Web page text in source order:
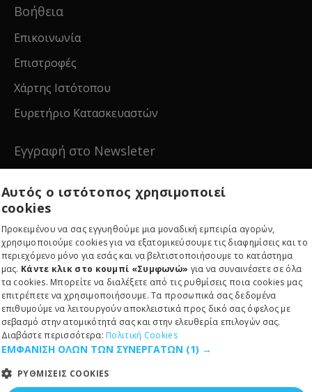
Βοήθεια
Επικοινωνία
Επιστροφές
Χάρτης Ιστότοπου
Ευρετήριο Κατασκευαστών
Εγγραφή στο Newsleter
Εγγραφείτε για νέα και ειδικές προσφορές!
Εγγραφείτε
Αυτός ο ιστότοπος χρησιμοποιεί
cookies
Προκειμένου να σας εγγυηθούμε μια μοναδική εμπειρία αγορών,
χρησιμοποιούμε cookies για να εξατομικεύσουμε τις διαφημίσεις και το
περιεχόμενο μόνο για εσάς και να βελτιστοποιήσουμε το κατάστημα
μας. Κάντε κλικ στο κουμπί «Συμφωνώ» για να συναινέσετε σε όλα
τα cookies. Μπορείτε να διαλέξετε από τις ρυθμίσεις ποια cookies μας
επιτρέπετε να χρησιμοποιήσουμε. Τα προσωπικά σας δεδομένα
επιθυμούμε να λειτουργούν αποκλειστικά προς δικό σας όφελος με
σεβασμό στην ατομικότητά σας και στην ελευθερία επιλογών σας.
Διαβάστε περισσότερα: Πολιτική Cookies
ΕΜΦΑΝΙΣΗ ΟΛΩΝ ΤΩΝ ΣΥΝΕΡΓΑΤΩΝ (1) →
ΡΥΘΜΙΣΕΙΣ COOKIES